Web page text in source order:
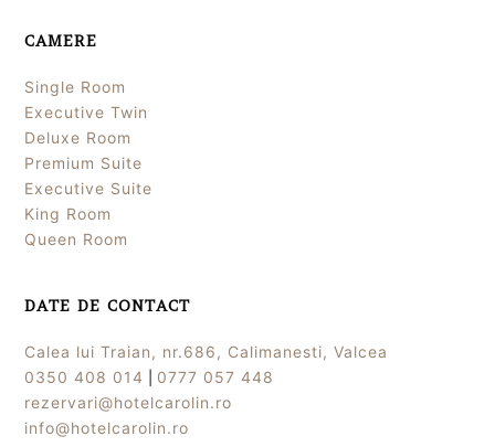
CAMERE
Single Room
Executive Twin
Deluxe Room
Premium Suite
Executive Suite
King Room
Queen Room
DATE DE CONTACT
Calea lui Traian, nr.686, Calimanesti, Valcea
0350 408 014
0777 057 448
rezervari@hotelcarolin.ro
info@hotelcarolin.ro